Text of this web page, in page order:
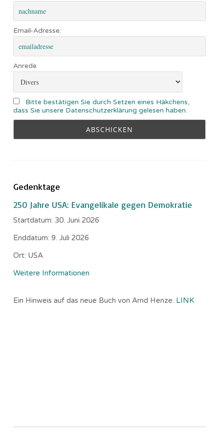
Email-Adresse:
Anrede
Bitte bestätigen Sie durch Setzen eines Häkchens,
dass Sie unsere Datenschutzerklärung gelesen haben.
Gedenktage
250 Jahre USA: Evangelikale gegen Demokratie
Startdatum: 30. Juni 2026
Enddatum: 9. Juli 2026
Ort: USA
Weitere Informationen
Ein Hinweis auf das neue Buch von Arnd Henze. LINK